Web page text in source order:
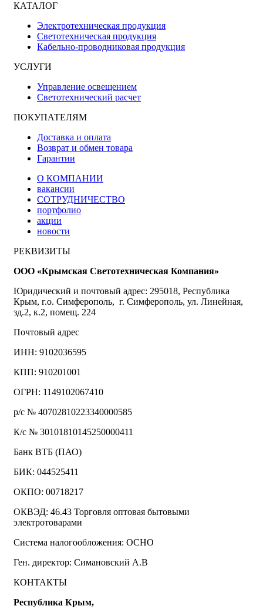
КАТАЛОГ
Электротехническая продукция
Светотехническая продукция
Кабельно-проводниковая продукция
УСЛУГИ
Управление освещением
Светотехнический расчет
ПОКУПАТЕЛЯМ
Доставка и оплата
Возврат и обмен товара
Гарантии
О КОМПАНИИ
вакансии
СОТРУДНИЧЕСТВО
портфолио
акции
новости
РЕКВИЗИТЫ
ООО «Крымская Светотехническая Компания»
Юридический и почтовый адрес: 295018, Республика
Крым, г.о. Симферополь, г. Симферополь, ул. Линейная,
зд.2, к.2, помещ. 224
Почтовый адрес
ИНН: 9102036595
КПП: 910201001
ОГРН: 1149102067410
р/с № 40702810223340000585
К/с № 30101810145250000411
Банк ВТБ (ПАО)
БИК: 044525411
ОКПО: 00718217
ОКВЭД: 46.43 Торговля оптовая бытовыми
электротоварами
Система налогообложения: ОСНО
Ген. директор: Симановский А.В
КОНТАКТЫ
Республика Крым,